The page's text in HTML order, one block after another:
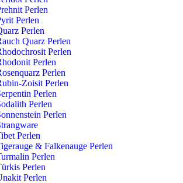
Perlen
Perlen
Perlen
Quarz Perlen
Perlen
Perlen
Perlen
Zoisit Perlen
Perlen
Perlen
Perlen
Perlen
& Falkenauge Perlen
Perlen
Perlen
Perlen